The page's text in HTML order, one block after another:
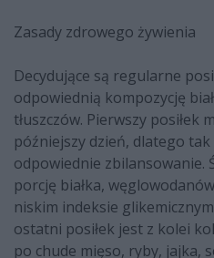
Zasady zdrowego żywienia
Decydujące są regularne
odpowiednią kompozycję
tłuszczów. Pierwszy posiłek
późniejszy dzień, dlatego
odpowiednie zbilansowanie.
porcję białka,
niskim indeksie
ostatni posiłek jest z kolei
po chude mięso, ryby, jajka,